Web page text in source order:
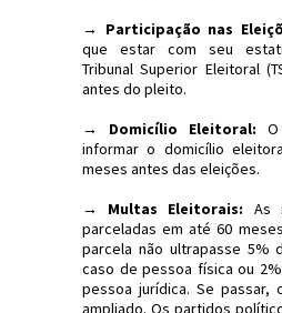
→ Participação nas
que estar com seu
Tribunal Superior Eleitoral
antes do pleito.
→ Domicílio Eleitoral:
informar o domicílio
meses antes das eleições.
→ Multas Eleitorais: As
parceladas em até 60
parcela não ultrapasse 5%
caso de pessoa física ou
pessoa jurídica. Se passar,
ampliado. Os partidos